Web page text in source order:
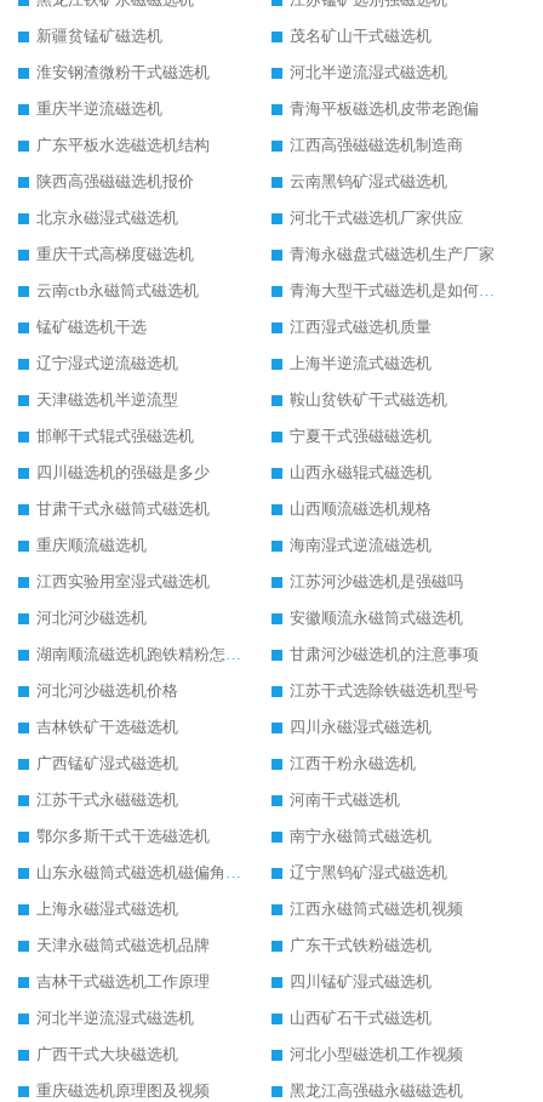
新疆贫锰矿磁选机
茂名矿山干式磁选机
淮安钢渣微粉干式磁选机
河北半逆流湿式磁选机
重庆半逆流磁选机
青海平板磁选机皮带老跑偏
广东平板水选磁选机结构
江西高强磁磁选机制造商
陕西高强磁磁选机报价
云南黑钨矿湿式磁选机
北京永磁湿式磁选机
河北干式磁选机厂家供应
重庆干式高梯度磁选机
青海永磁盘式磁选机生产厂家
云南ctb永磁筒式磁选机
青海大型干式磁选机是如何选矿的
锰矿磁选机干选
江西湿式磁选机质量
辽宁湿式逆流磁选机
上海半逆流式磁选机
天津磁选机半逆流型
鞍山贫铁矿干式磁选机
邯郸干式辊式强磁选机
宁夏干式强磁磁选机
四川磁选机的强磁是多少
山西永磁辊式磁选机
甘肃干式永磁筒式磁选机
山西顺流磁选机规格
重庆顺流磁选机
海南湿式逆流磁选机
江西实验用室湿式磁选机
江苏河沙磁选机是强磁吗
河北河沙磁选机
安徽顺流永磁筒式磁选机
湖南顺流磁选机跑铁精粉怎么处理
甘肃河沙磁选机的注意事项
河北河沙磁选机价格
江苏干式选除铁磁选机型号
吉林铁矿干选磁选机
四川永磁湿式磁选机
广西锰矿湿式磁选机
江西干粉永磁选机
江苏干式永磁磁选机
河南干式磁选机
鄂尔多斯干式干选磁选机
南宁永磁筒式磁选机
山东永磁筒式磁选机磁偏角怎么调整
辽宁黑钨矿湿式磁选机
上海永磁湿式磁选机
江西永磁筒式磁选机视频
天津永磁筒式磁选机品牌
广东干式铁粉磁选机
吉林干式磁选机工作原理
四川锰矿湿式磁选机
河北半逆流湿式磁选机
山西矿石干式磁选机
广西干式大块磁选机
河北小型磁选机工作视频
重庆磁选机原理图及视频
黑龙江高强磁永磁磁选机